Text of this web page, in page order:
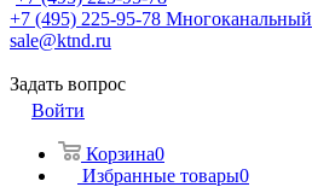
+7 (495) 225-95-78 Многоканальный
sale@ktnd.ru
Задать вопрос
Войти
Корзина0
Избранные товары0